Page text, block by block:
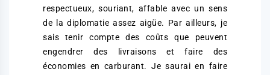
respectueux, souriant, affable avec un sens
de la diplomatie assez aigüe. Par ailleurs, je
sais tenir compte des coûts que peuvent
engendrer des livraisons et faire des
économies en carburant. Je saurai en faire